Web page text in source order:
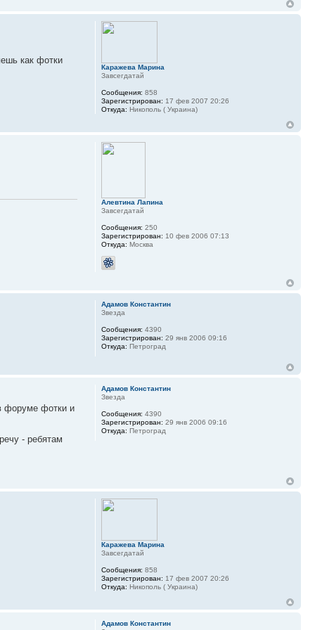
как фотки
Каражева Марина
Завсегдатай
Сообщения: 858
Зарегистрирован: 17 фев 2007 20:26
Откуда: Никополь ( Украина)
Алевтина Лапина
Завсегдатай
Сообщения: 250
Зарегистрирован: 10 фев 2006 07:13
Откуда: Москва
Адамов Константин
Звезда
Сообщения: 4390
Зарегистрирован: 29 янв 2006 09:16
Откуда: Петроград
форуме фотки и
- ребятам
Адамов Константин
Звезда
Сообщения: 4390
Зарегистрирован: 29 янв 2006 09:16
Откуда: Петроград
Каражева Марина
Завсегдатай
Сообщения: 858
Зарегистрирован: 17 фев 2007 20:26
Откуда: Никополь ( Украина)
Адамов Константин